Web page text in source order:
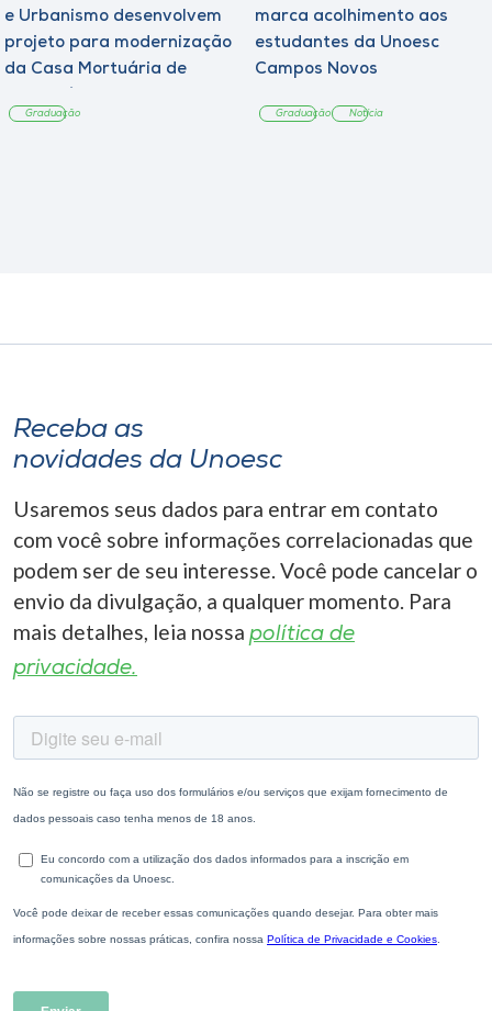
e Urbanismo desenvolvem
projeto para modernização
da Casa Mortuária de
Graduação
marca acolhimento aos
estudantes da Unoesc
Campos Novos
Graduação Notícia
Receba as
novidades da Unoesc
Usaremos seus dados para entrar em contato
com você sobre informações correlacionadas que
podem ser de seu interesse. Você pode cancelar o
envio da divulgação, a qualquer momento. Para
mais detalhes, leia nossa política de
privacidade.